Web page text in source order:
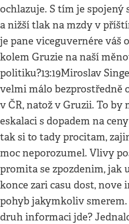
ochlazuje. S tím je
a nižší tlak na mzdy v
je pane viceguvernére váš
kolem Gruzie na naší
politiku?13:19Miroslav
velmi málo bezprostředně
v ČR, natož v Gruzii. To
eskalaci s dopadem na
tak si to tady procitam,
moc neporozumel. Vlivy
promita se zpozdenim, jak
konce zari casu dost,
pohyb jakymkoliv
druh informaci jde?